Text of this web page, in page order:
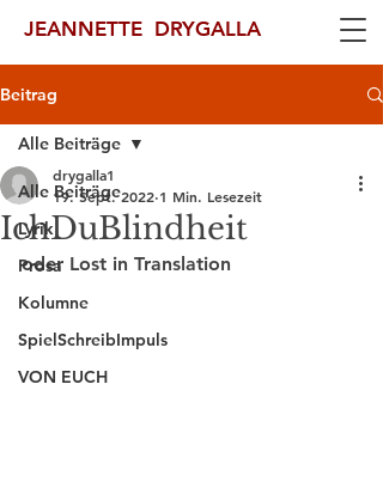
JEANNETTE DRYGALLA
Beitrag
Alle Beiträge
Lyrik
Prosa
Kolumne
SpielSchreibImpuls
VON EUCH
Alle Beiträge
IchDuBlindheit
drygalla1
19. Sept. 2022 1 Min. Lesezeit
oder Lost in Translation